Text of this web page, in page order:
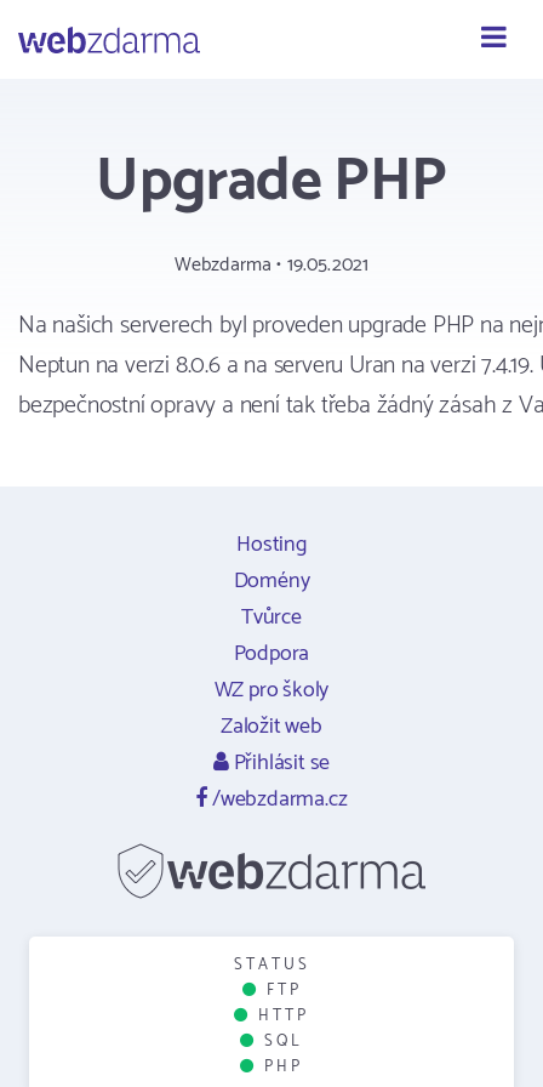
Upgrade PHP
Webzdarma • 19.05.2021
Na našich serverech byl proveden upgrade PHP na
Neptun na verzi 8.0.6 a na serveru Uran na verzi
bezpečnostní opravy a není tak třeba žádný zásah z
Hosting
Domény
Tvůrce
Podpora
WZ pro školy
Založit web
Přihlásit se
/webzdarma.cz
STATUS
FTP
HTTP
SQL
PHP